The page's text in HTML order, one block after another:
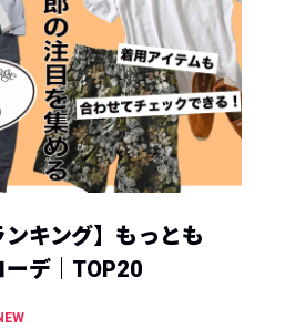
ンキング】もっとも
ーデ｜TOP20